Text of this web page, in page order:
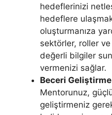
hedeflerinizi
hedeflere
oluşturmanıza
sektörler, roller ve
değerli bilgiler
vermenizi sağlar.
Beceri
Mentorunuz,
geliştirmeniz